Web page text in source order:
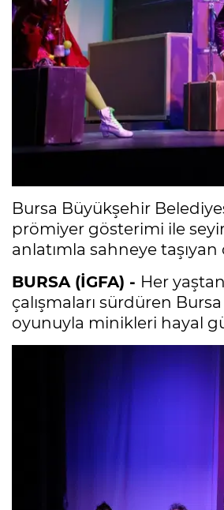
Bursa Büyükşehir
prömiyer gösterimi ile
anlatımla sahneye
BURSA (İGFA) - Her
çalışmaları sürdüren
oyunuyla minikleri hayal